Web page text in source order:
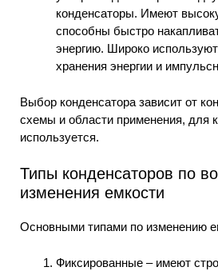
конденсаторы. Имеют
способны быстро
энергию. Широко
хранения энергии и
Выбор конденсатора зависит от
схемы и области применения, для
используется.
Типы конденсаторов по
изменения емкости
Основными типами по изменению
Фиксированные – имеют